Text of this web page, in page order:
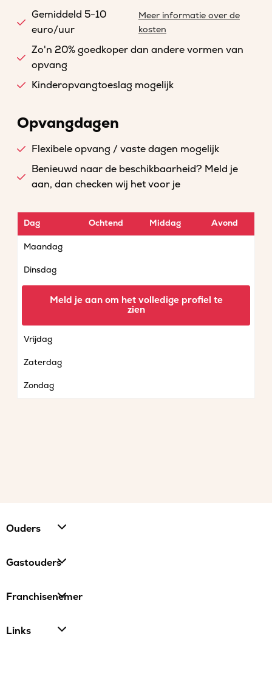
Gemiddeld 5-10
euro/uur
Meer informatie over de
kosten
Zo'n 20% goedkoper dan andere vormen van
opvang
Kinderopvangtoeslag mogelijk
Opvangdagen
Flexibele opvang / vaste dagen mogelijk
Benieuwd naar de beschikbaarheid? Meld je
aan, dan checken wij het voor je
Dag Ochtend Middag Avond
Maandag
Dinsdag
Vrijdag
Zaterdag
Zondag
Meld je aan om het volledige profiel te
zien
Ouders
Gastouders
Franchisenemer
Links